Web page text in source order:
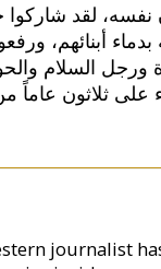
نفسه، لقد
بدماء أبنائهم،
السلام
ثلاثون عاماً
journalist